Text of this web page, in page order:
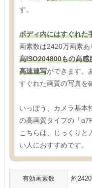
す。
ボディ内にはすぐれた
画素数は2420万画素あ
高ISO204800もの高感
高速連写ができます。
すぐれた画質の写真を
いっぽう、カメラ基本
の高画質タイプの「
こちらは、じっくりと
い人におすすめです。
有効画素数 約